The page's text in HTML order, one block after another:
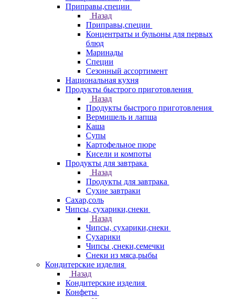
Приправы,специи
Назад
Приправы,специи
Концентраты и бульоны для первых
блюд
Маринады
Специи
Сезонный ассортимент
Национальная кухня
Продукты быстрого приготовления
Назад
Продукты быстрого приготовления
Вермишель и лапша
Каша
Супы
Картофельное пюре
Кисели и компоты
Продукты для завтрака
Назад
Продукты для завтрака
Сухие завтраки
Сахар,соль
Чипсы, сухарики,снеки
Назад
Чипсы, сухарики,снеки
Сухарики
Чипсы ,снеки,семечки
Снеки из мяса,рыбы
Кондитерские изделия
Назад
Кондитерские изделия
Конфеты